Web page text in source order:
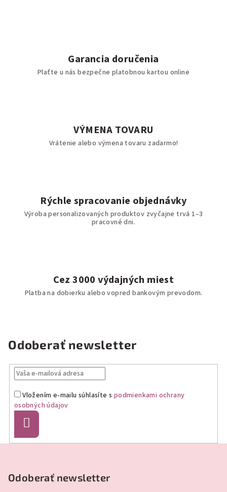
Garancia doručenia
Plaťte u nás bezpečne platobnou kartou online
VÝMENA TOVARU
Vrátenie alebo výmena tovaru zadarmo!
Rýchle spracovanie objednávky
Výroba personalizovaných produktov zvyčajne trvá 1–3
pracovné dni.
Cez 3000 výdajných miest
Platba na dobierku alebo vopred bankovým prevodom.
Odoberať newsletter
Vložením e-mailu súhlasíte s podmienkami ochrany
osobných údajov
Odoberať newsletter